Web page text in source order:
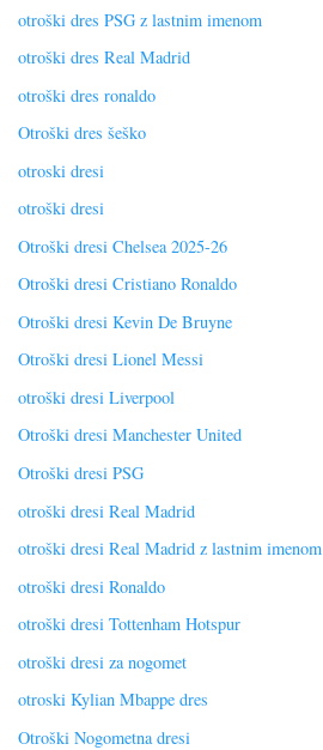
otroški dres PSG z lastnim imenom
otroški dres Real Madrid
otroški dres ronaldo
Otroški dres šeško
otroski dresi
otroški dresi
Otroški dresi Chelsea 2025-26
Otroški dresi Cristiano Ronaldo
Otroški dresi Kevin De Bruyne
Otroški dresi Lionel Messi
otroški dresi Liverpool
Otroški dresi Manchester United
Otroški dresi PSG
otroški dresi Real Madrid
otroški dresi Real Madrid z lastnim imenom
otroški dresi Ronaldo
otroški dresi Tottenham Hotspur
otroški dresi za nogomet
otroski Kylian Mbappe dres
Otroški Nogometna dresi